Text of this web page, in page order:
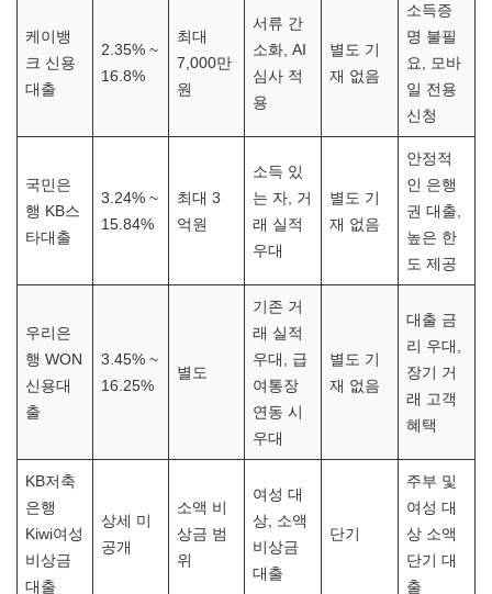
케이뱅
크 신용
대출
2.35% ~
16.8%
최대
7,000만
원
서류 간
소화, AI
심사 적
용
별도 기
재 없음
소득증
명 불필
요, 모바
일 전용
신청
국민은
행 KB스
타대출
3.24% ~
15.84%
최대 3
억원
소득 있
는 자, 거
래 실적
우대
별도 기
재 없음
안정적
인 은행
권 대출,
높은 한
도 제공
우리은
행 WON
신용대
출
3.45% ~
16.25%
별도
기존 거
래 실적
우대, 급
여통장
연동 시
우대
별도 기
재 없음
대출 금
리 우대,
장기 거
래 고객
혜택
KB저축
은행
Kiwi여성
비상금
대출
상세 미
공개
소액 비
상금 범
위
여성 대
상, 소액
비상금
대출
단기
주부 및
여성 대
상 소액
단기 대
출